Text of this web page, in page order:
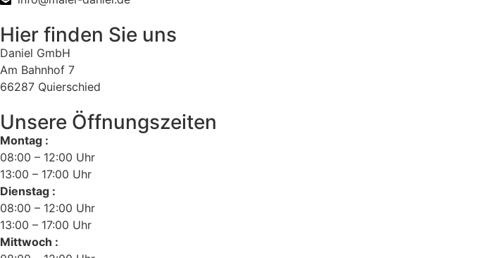
Hier finden Sie uns
Daniel GmbH
Am Bahnhof 7
66287 Quierschied
Unsere Öffnungszeiten
Montag :
08:00 – 12:00 Uhr
13:00 – 17:00 Uhr
Dienstag :
08:00 – 12:00 Uhr
13:00 – 17:00 Uhr
Mittwoch :